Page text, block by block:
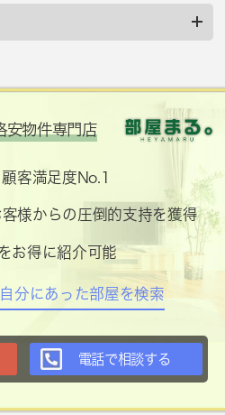
安物件専門店
客満足度No.1
様からの圧倒的支持を獲得
お得に紹介可能
分にあった部屋を検索
電話で相談する